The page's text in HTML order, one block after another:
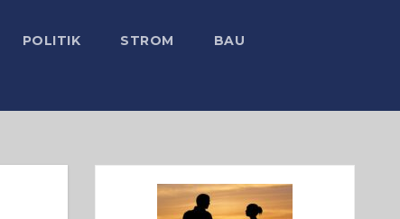
POLITIK STROM BAU